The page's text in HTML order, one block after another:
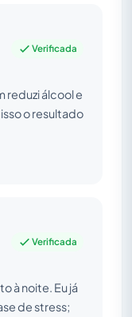
Verificada
reduzi álcool e
o resultado
Verificada
à noite. Eu já
de stress;